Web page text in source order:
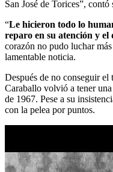
San José de Torices”,
“Le hicieron todo lo
reparo en su atención y el
corazón no pudo luchar
lamentable noticia.
Después de no conseguir
Caraballo volvió a tener
de 1967. Pese a su
con la pelea por puntos.